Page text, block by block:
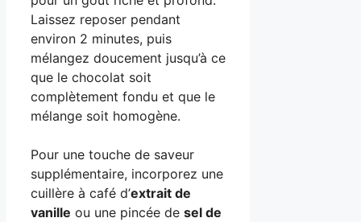
Laissez reposer pendant
environ 2 minutes, puis
mélangez doucement jusqu’à ce
que le chocolat soit
complètement fondu et que le
mélange soit homogène.
Pour une touche de saveur
supplémentaire, incorporez une
cuillère à café d’extrait de
vanille ou une pincée de sel de